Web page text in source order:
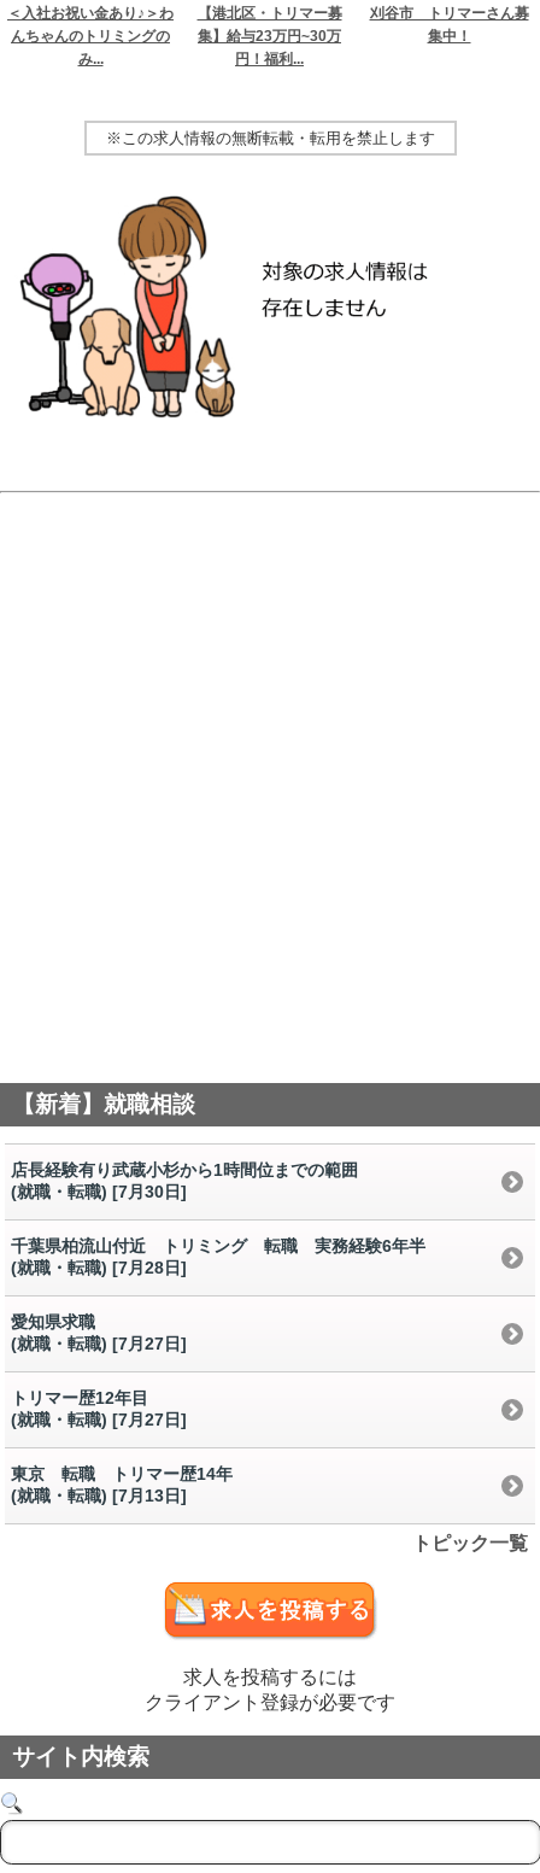
＜入社お祝い金あり♪＞わ
んちゃんのトリミングの
み...
【港北区・トリマー募
集】給与23万円~30万
円！福利...
刈谷市 トリマーさん募
集中！
※この求人情報の無断転載・転用を禁止します
【新着】就職相談
店長経験有り武蔵小杉から1時間位までの範囲
(就職・転職) [7月30日]
千葉県柏流山付近 トリミング 転職 実務経験6年半
(就職・転職) [7月28日]
愛知県求職
(就職・転職) [7月27日]
トリマー歴12年目
(就職・転職) [7月27日]
東京 転職 トリマー歴14年
(就職・転職) [7月13日]
トピック一覧
求人を投稿するには
クライアント登録が必要です
サイト内検索